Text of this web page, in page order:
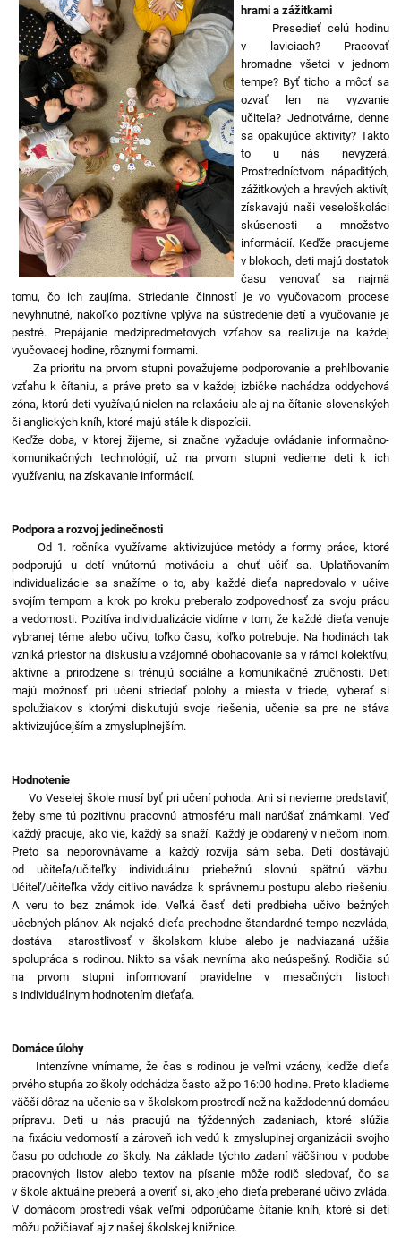
hrami a zážitkami
Presedieť celú hodinu
v laviciach? Pracovať
hromadne všetci v jednom
tempe? Byť ticho a môcť sa
ozvať len na vyzvanie
učiteľa? Jednotvárne, denne
sa opakujúce aktivity? Takto
to u nás nevyzerá.
Prostredníctvom nápaditých,
zážitkových a hravých aktivít,
získavajú naši veseloškoláci
skúsenosti a množstvo
informácií. Keďže pracujeme
v blokoch, deti majú dostatok
času venovať sa najmä
tomu, čo ich zaujíma. Striedanie činností je vo vyučovacom procese
nevyhnutné, nakoľko pozitívne vplýva na sústredenie detí a vyučovanie je
pestré. Prepájanie medzipredmetových vzťahov sa realizuje na každej
vyučovacej hodine, rôznymi formami.
Za prioritu na prvom stupni považujeme podporovanie a prehlbovanie
vzťahu k čítaniu, a práve preto sa v každej izbičke nachádza oddychová
zóna, ktorú deti využívajú nielen na relaxáciu ale aj na čítanie slovenských
či anglických kníh, ktoré majú stále k dispozícii.
Keďže doba, v ktorej žijeme, si značne vyžaduje ovládanie informačno-
komunikačných technológií, už na prvom stupni vedieme deti k ich
využívaniu, na získavanie informácií.
Podpora a rozvoj jedinečnosti
Od 1. ročníka využívame aktivizujúce metódy a formy práce, ktoré
podporujú u detí vnútornú motiváciu a chuť učiť sa. Uplatňovaním
individualizácie sa snažíme o to, aby každé dieťa napredovalo v učive
svojím tempom a krok po kroku preberalo zodpovednosť za svoju prácu
a vedomosti. Pozitíva individualizácie vidíme v tom, že každé dieťa venuje
vybranej téme alebo učivu, toľko času, koľko potrebuje. Na hodinách tak
vzniká priestor na diskusiu a vzájomné obohacovanie sa v rámci kolektívu,
aktívne a prirodzene si trénujú sociálne a komunikačné zručnosti. Deti
majú možnosť pri učení striedať polohy a miesta v triede, vyberať si
spolužiakov s ktorými diskutujú svoje riešenia, učenie sa pre ne stáva
aktivizujúcejším a zmysluplnejším.
Hodnotenie
Vo Veselej škole musí byť pri učení pohoda. Ani si nevieme predstaviť,
žeby sme tú pozitívnu pracovnú atmosféru mali narúšať známkami. Veď
každý pracuje, ako vie, každý sa snaží. Každý je obdarený v niečom inom.
Preto sa neporovnávame a každý rozvíja sám seba. Deti dostávajú
od učiteľa/učiteľky individuálnu priebežnú slovnú spätnú väzbu.
Učiteľ/učiteľka vždy citlivo navádza k správnemu postupu alebo riešeniu.
A veru to bez známok ide. Veľká časť deti predbieha učivo bežných
učebných plánov. Ak nejaké dieťa prechodne štandardné tempo nezvláda,
dostáva starostlivosť v školskom klube alebo je nadviazaná užšia
spolupráca s rodinou. Nikto sa však nevníma ako neúspešný. Rodičia sú
na prvom stupni informovaní pravidelne v mesačných listoch
s individuálnym hodnotením dieťaťa.
Domáce úlohy
Intenzívne vnímame, že čas s rodinou je veľmi vzácny, keďže dieťa
prvého stupňa zo školy odchádza často až po 16:00 hodine. Preto kladieme
väčší dôraz na učenie sa v školskom prostredí než na každodennú domácu
prípravu. Deti u nás pracujú na týždenných zadaniach, ktoré slúžia
na fixáciu vedomostí a zároveň ich vedú k zmysluplnej organizácii svojho
času po odchode zo školy. Na základe týchto zadaní väčšinou v podobe
pracovných listov alebo textov na písanie môže rodič sledovať, čo sa
v škole aktuálne preberá a overiť si, ako jeho dieťa preberané učivo zvláda.
V domácom prostredí však veľmi odporúčame čítanie kníh, ktoré si deti
môžu požičiavať aj z našej školskej knižnice.